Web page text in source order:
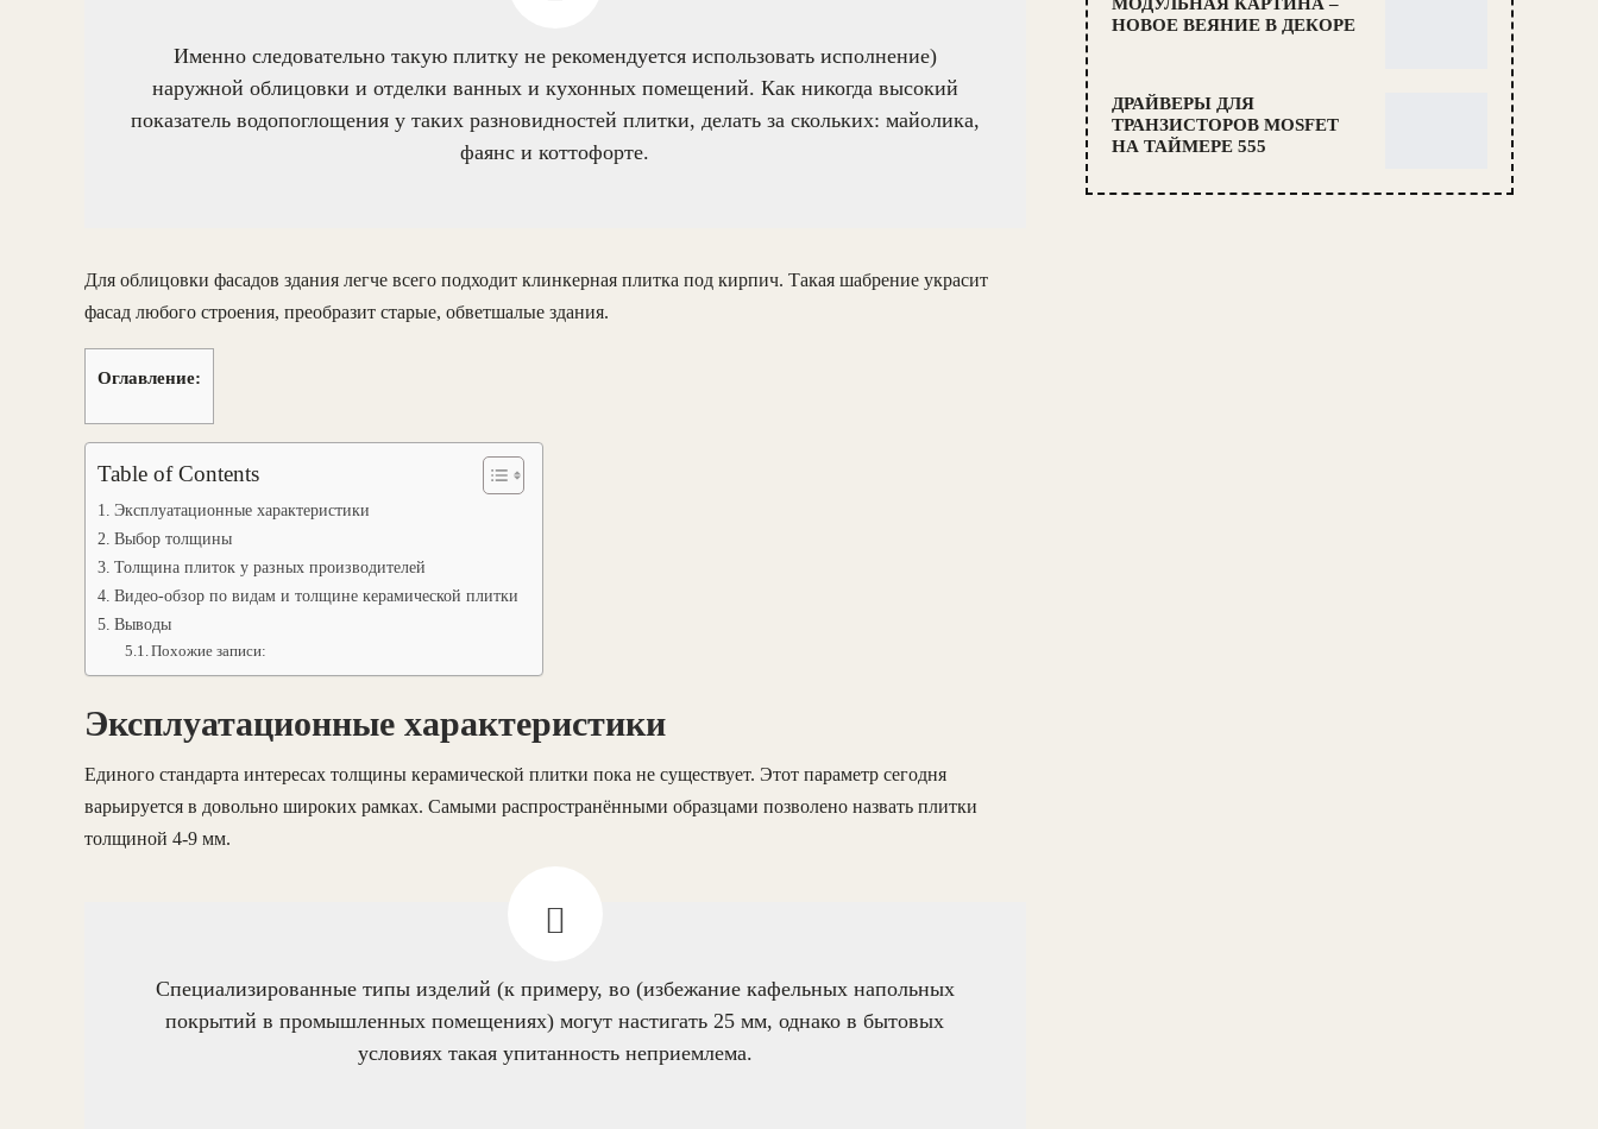
Именно следовательно такую плитку не рекомендуется использовать исполнение)
наружной облицовки и отделки ванных и кухонных помещений. Как никогда высокий
показатель водопоглощения у таких разновидностей плитки, делать за скольких: майолика,
фаянс и коттофорте.
Для облицовки фасадов здания легче всего подходит клинкерная плитка под кирпич. Такая шабрение украсит
фасад любого строения, преобразит старые, обветшалые здания.
Оглавление:
Table of Contents
Эксплуатационные характеристики
Выбор толщины
Толщина плиток у разных производителей
Видео-обзор по видам и толщине керамической плитки
Выводы
Похожие записи:
Эксплуатационные характеристики
Единого стандарта интересах толщины керамической плитки пока не существует. Этот параметр сегодня
варьируется в довольно широких рамках. Самыми распространёнными образцами позволено назвать плитки
толщиной 4-9 мм.
Специализированные типы изделий (к примеру, во (избежание кафельных напольных
покрытий в промышленных помещениях) могут настигать 25 мм, однако в бытовых
условиях такая упитанность неприемлема.
МОДУЛЬНАЯ КАРТИНА –
НОВОЕ ВЕЯНИЕ В ДЕКОРЕ
ДРАЙВЕРЫ ДЛЯ
ТРАНЗИСТОРОВ MOSFET
НА ТАЙМЕРЕ 555